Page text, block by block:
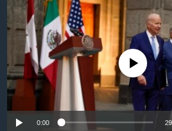
ອິດສະຫຼະພາບດ້ານການຂ່າວ
ຊີວິດຊາວລາວ
ຊຸມຊົນຊາວລາວ
ວິທະຍາສາດ-ເທັກໂນໂລຈີ
ທຸລະກິດ
ພາສາອັງກິດ
No media source
0:00